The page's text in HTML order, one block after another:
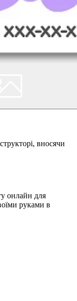
вносячи
онлайн для
руками в